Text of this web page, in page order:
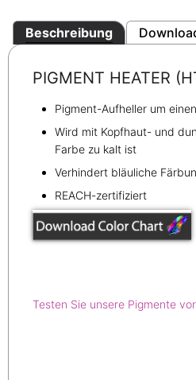
Beschreibung
PIGMENT HEATER
Pigment-Aufheller um
Wird mit Kopfhaut- und
Farbe zu kalt ist
Verhindert bläuliche
REACH-zertifiziert
Testen Sie unsere Pigmente